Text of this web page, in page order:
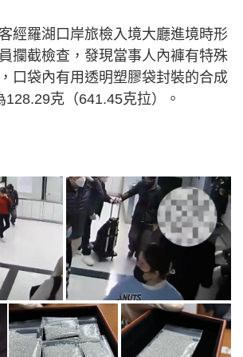
經羅湖口岸旅檢入境大廳進境時形
攔截檢查，發現當事人內褲有特殊
口袋內有用透明塑膠袋封裝的合成
克（641.45克拉）。